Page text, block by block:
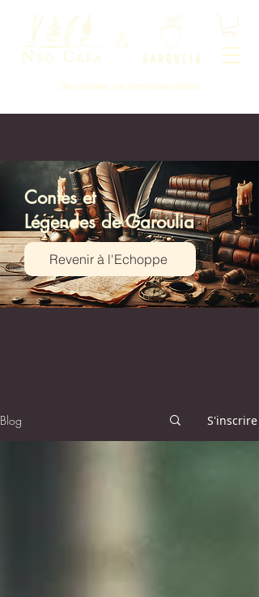
Deux facettes, une même âme créative
&
Contes et
Légendes de Garoulia
Revenir à l'Echoppe
Blog S'inscrire